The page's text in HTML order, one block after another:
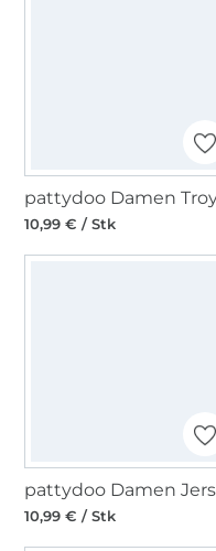
10,99 € / Stk
10,99 € / Stk